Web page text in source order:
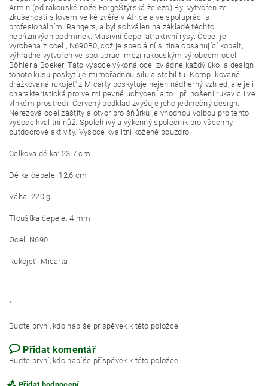
Armin (od rakouské nože ForgeŠtýrská železo) Byl vytvořen ze
zkušeností s lovem velké zvěře v Africe a ve spolupráci s
profesionálními Rangers, a byl schválen na základě těchto
nepříznivých podmínek. Masivní čepel atraktivní rysy. Čepel je
vyrobena z oceli, N690B0, což je speciální slitina obsahující kobalt,
výhradně vytvořen ve spolupráci mezi rakouským výrobcem oceli
Böhler a Boeker. Tato vysoce výkoná ocel zvládne každý úkol a design
tohoto kusu poskytuje mimořádnou sílu a stabilitu. Komplikovaně
drážkovaná rukojet' z Micarty poskytuje nejen nádherný vzhled, ale je i
charakteristická pro velmi pevné uchycení a to i při nošení rukavic i ve
vlhkém prostředí. Červený podklad zvyšuje jeho jedinečný design.
Nerezová ocel záštity a otvor pro šňůrku je vhodnou volbou pro tento
vysoce kvalitní nůž. Spolehlivý a výkonný společník pro všechny
outdoorové aktivity. Vysoce kvalitní kožené pouzdro.
Celková délka: 23.7 cm
Délka čepele: 12,6 cm
Váha: 220 g
Tloušťka čepele: 4 mm
Ocel: N690
Rukojet': Micarta
"
Buďte první, kdo napíše příspěvek k této položce.
Přidat komentář
Buďte první, kdo napíše příspěvek k této položce.